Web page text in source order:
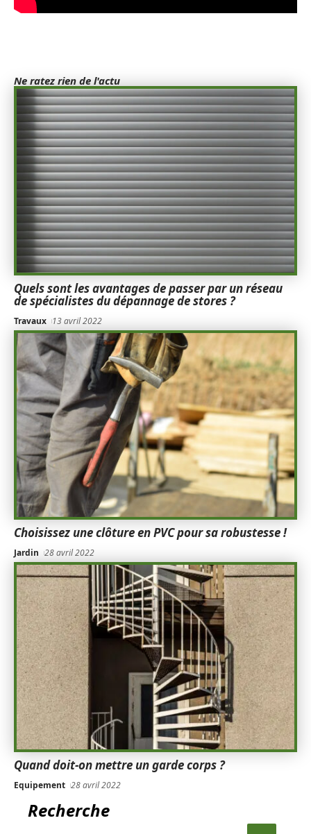
Ne ratez rien de l'actu
Quels sont les avantages de passer par un réseau
de spécialistes du dépannage de stores ?
Travaux 13 avril 2022
Choisissez une clôture en PVC pour sa robustesse !
Jardin 28 avril 2022
Quand doit-on mettre un garde corps ?
Equipement 28 avril 2022
Recherche